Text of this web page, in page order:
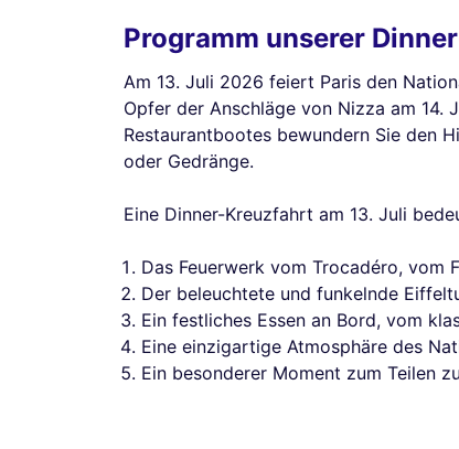
Programm unserer
Am 13. Juli 2026 feiert Paris den
Opfer der Anschläge von Nizza am 14.
Restaurantbootes bewundern Sie den
oder Gedränge.
Eine Dinner-Kreuzfahrt am 13. Juli
Das Feuerwerk vom Trocadéro, vom
Der beleuchtete und funkelnde
Ein festliches Essen an Bord, vom
Eine einzigartige Atmosphäre des
Ein besonderer Moment zum Teilen